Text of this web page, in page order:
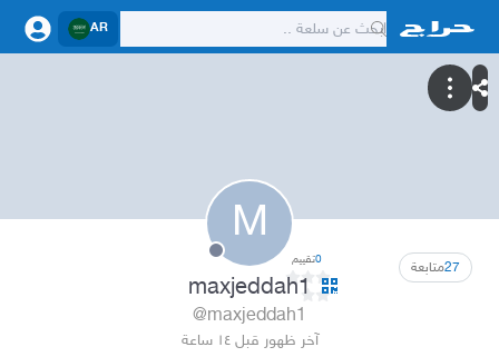
AR
M
27متابعة 0تقييم
maxjeddah1
@maxjeddah1
آخر ظهور قبل ١٤ ساعة